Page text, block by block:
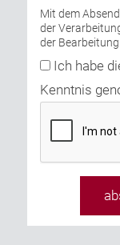
Mit dem
der
der
Ich habe
Kenntnis